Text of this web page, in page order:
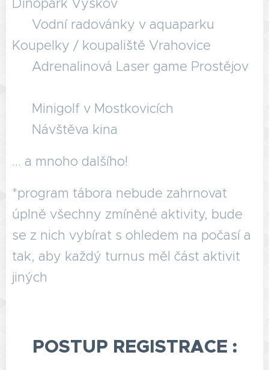
Dinopark Vyškov 🦁
✅ Vodní radovánky v aquaparku
Koupelky / koupaliště Vrahovice 🌊
✅ Adrenalinová Laser game Prostějov
✅ Minigolf v Mostkovicích ⛳
✅ Návštěva kina 🎬
… a mnoho dalšího!
*program tábora nebude zahrnovat
úplně všechny zmíněné aktivity, bude
se z nich vybírat s ohledem na počasí a
tak, aby každý turnus měl část aktivit
jiných
POSTUP REGISTRACE :